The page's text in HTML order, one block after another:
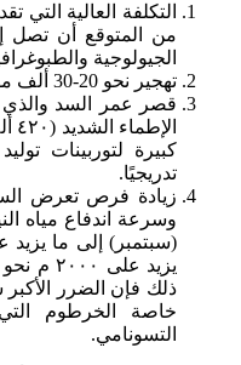
الجيولوجية
تهجير نحو 20-30 ألف مواطن من منطقة البحيرة.
كبيرة لتوربينات
تدريجيًا.
زيادة فرص تعرض السد
وسرعة اندفاع مياه
ذلك فإن الضرر
خاصة الخرطوم
التسونامي.